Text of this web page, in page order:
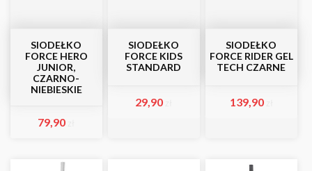
SIODEŁKO
FORCE HERO
JUNIOR,
CZARNO-
NIEBIESKIE
79,90
SIODEŁKO
FORCE KIDS
STANDARD
29,90
SIODEŁKO
FORCE RIDER GEL
TECH CZARNE
139,90